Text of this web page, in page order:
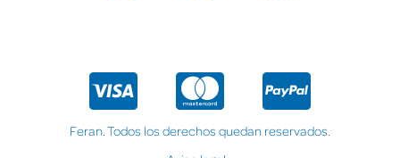
Feran. Todos los derechos quedan reservados.